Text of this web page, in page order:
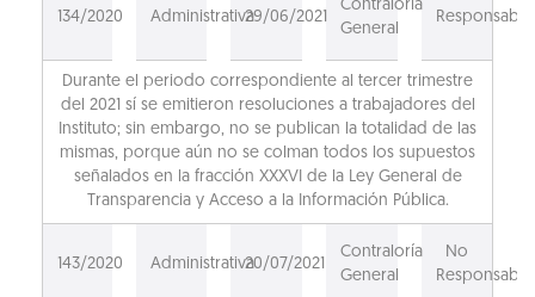
134/2020 Administrativa29/06/2021
Contraloría
General
Responsable
Durante el periodo correspondiente al tercer trimestre
del 2021 sí se emitieron resoluciones a trabajadores del
Instituto; sin embargo, no se publican la totalidad de las
mismas, porque aún no se colman todos los supuestos
señalados en la fracción XXXVI de la Ley General de
Transparencia y Acceso a la Información Pública.
143/2020 Administrativa20/07/2021
Contraloría
General
No
Responsable